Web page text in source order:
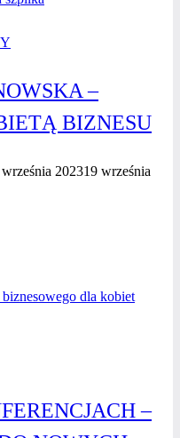
–
BIZNESU
202319 września
–